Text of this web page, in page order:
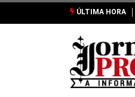
ÚLTIMA HORA